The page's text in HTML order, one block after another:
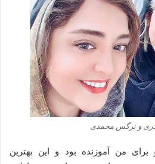
و نرگس محمدی
من آموزنده بود و این بهترین